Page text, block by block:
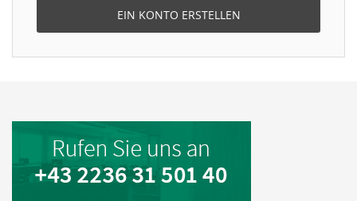
EIN KONTO ERSTELLEN